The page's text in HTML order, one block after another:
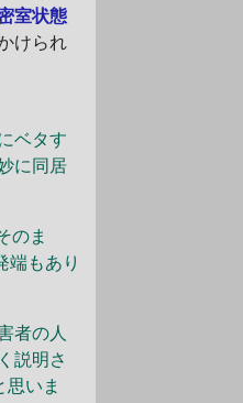
室状態
けられ
ベタす
に同居
のま
端もあり
者の人
説明さ
いま